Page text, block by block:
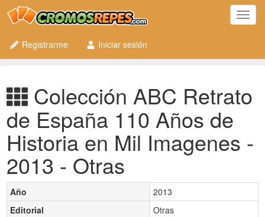
Registrarme
Iniciar sesión
Colección ABC Retrato
de España 110 Años de
Historia en Mil Imagenes -
2013 - Otras
Año
2013
Editorial
Otras